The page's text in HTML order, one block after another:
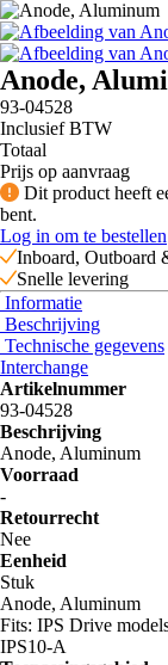
Anode,
93-04528
Inclusief BTW
Totaal
Prijs op aanvraag
Dit product heeft
bent.
Log in om te bestellen
Inboard, Outboard
Snelle levering
Informatie
Beschrijving
Technische gegevens
Interchange
Artikelnummer
93-04528
Beschrijving
Anode, Aluminum
Voorraad
-
Retourrecht
Nee
Eenheid
Stuk
Anode, Aluminum
Fits: IPS Drive
IPS10-A